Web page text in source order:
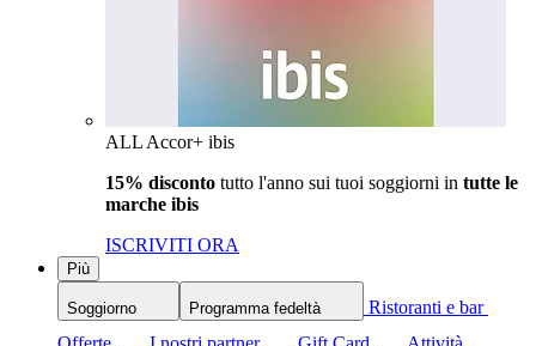
ALL Accor+ ibis
15% disconto tutto l'anno sui tuoi soggiorni in tutte le
marche ibis
ISCRIVITI ORA
Più
Soggiorno Programma fedeltà
Ristoranti e bar